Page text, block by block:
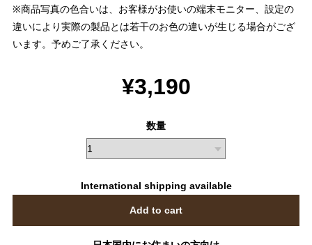
※商品写真の色合いは、お客様がお使いの端末モニター、設定の
違いにより実際の製品とは若干のお色の違いが生じる場合がござ
います。予めご了承ください。
¥3,190
数量
International shipping available
Add to cart